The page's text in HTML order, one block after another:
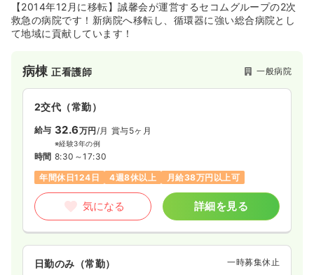
日祝休み
4週8休以上
気になる
日勤のみ（パート） 一時募集休止
給与 時給 1,500
時間 8:30～17:00
日祝休み
気になる 詳細を見る
検診・健診保健師 一般＋療養
日勤のみ（常勤） 一時募集休止
【2014年12月に移転】誠馨会が運営するセコムグループの2次
救急の病院です！新病院へ移転し、循環器に強い総合病院とし
て地域に貢献しています！
病棟正看護師 一般病院
2交代（常勤）
給与 32.6万円/月 賞与5ヶ月
※経験3年の例
時間 8:30～17:30
年間休日124日
4週8休以上 月給38万円以上可
気になる 詳細を見る
日勤のみ（常勤） 一時募集休止